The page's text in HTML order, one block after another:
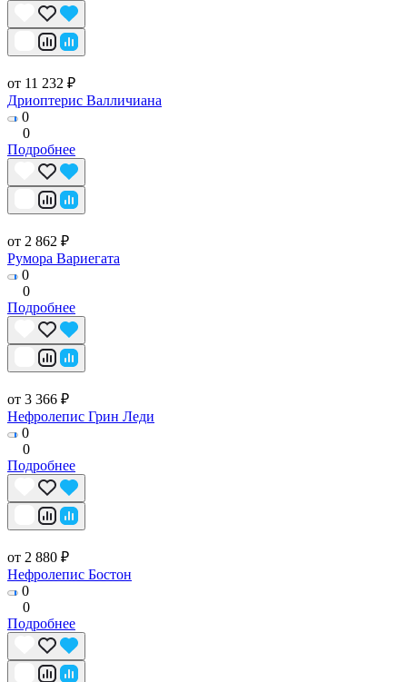
от 11 232 ₽
Дриоптерис Валличиана
0
0
Подробнее
от 2 862 ₽
Румора Вариегата
0
0
Подробнее
от 3 366 ₽
Нефролепис Грин Леди
0
0
Подробнее
от 2 880 ₽
Нефролепис Бостон
0
0
Подробнее